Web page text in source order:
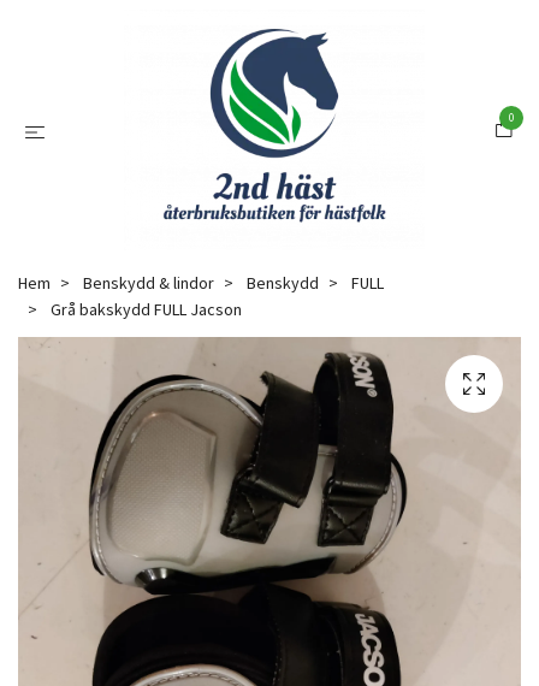
0
Hem Benskydd & lindor Benskydd
FULL
Grå bakskydd FULL Jacson